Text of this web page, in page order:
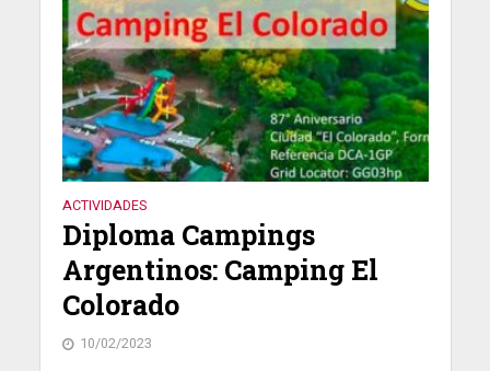
ACTIVIDADES
Diploma Campings
Argentinos: Camping El
Colorado
10/02/2023